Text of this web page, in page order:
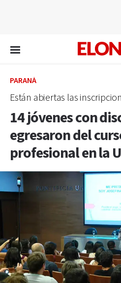
PARANÁ
Están abiertas las
14 jóvenes con
egresaron del
profesional en la